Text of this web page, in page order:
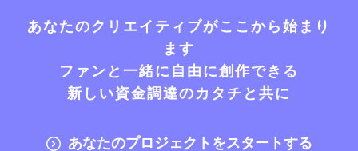
あなたのクリエイティブがここから始まり
ます
ファンと一緒に自由に創作できる
新しい資金調達のカタチと共に
あなたのプロジェクトをスタートする